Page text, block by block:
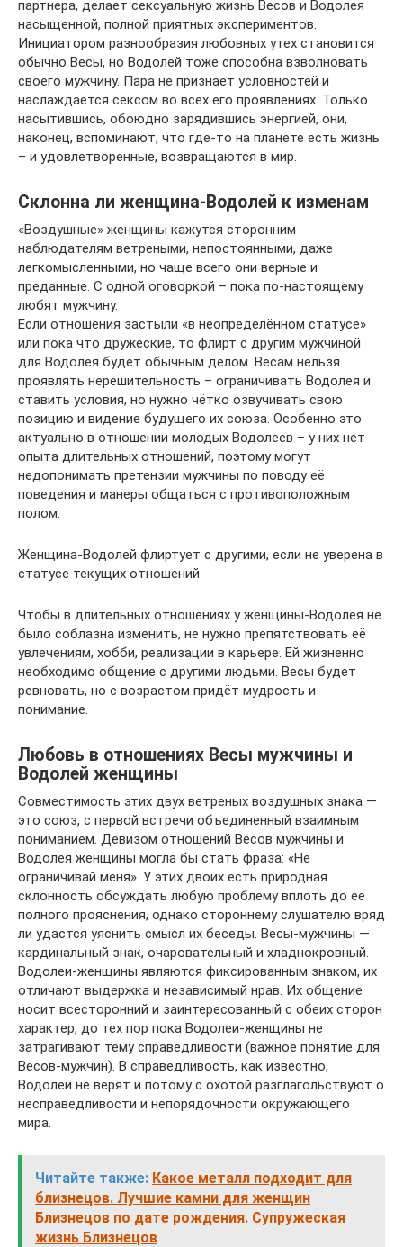
партнера, делает сексуальную жизнь Весов и Водолея
насыщенной, полной приятных экспериментов.
Инициатором разнообразия любовных утех становится
обычно Весы, но Водолей тоже способна взволновать
своего мужчину. Пара не признает условностей и
наслаждается сексом во всех его проявлениях. Только
насытившись, обоюдно зарядившись энергией, они,
наконец, вспоминают, что где-то на планете есть жизнь
– и удовлетворенные, возвращаются в мир.
Склонна ли женщина-Водолей к изменам
«Воздушные» женщины кажутся сторонним
наблюдателям ветреными, непостоянными, даже
легкомысленными, но чаще всего они верные и
преданные. С одной оговоркой – пока по-настоящему
любят мужчину.
Если отношения застыли «в неопределённом статусе»
или пока что дружеские, то флирт с другим мужчиной
для Водолея будет обычным делом. Весам нельзя
проявлять нерешительность – ограничивать Водолея и
ставить условия, но нужно чётко озвучивать свою
позицию и видение будущего их союза. Особенно это
актуально в отношении молодых Водолеев – у них нет
опыта длительных отношений, поэтому могут
недопонимать претензии мужчины по поводу её
поведения и манеры общаться с противоположным
полом.
Женщина-Водолей флиртует с другими, если не уверена в
статусе текущих отношений
Чтобы в длительных отношениях у женщины-Водолея не
было соблазна изменить, не нужно препятствовать её
увлечениям, хобби, реализации в карьере. Ей жизненно
необходимо общение с другими людьми. Весы будет
ревновать, но с возрастом придёт мудрость и
понимание.
Любовь в отношениях Весы мужчины и
Водолей женщины
Совместимость этих двух ветреных воздушных знака —
это союз, с первой встречи объединенный взаимным
пониманием. Девизом отношений Весов мужчины и
Водолея женщины могла бы стать фраза: «Не
ограничивай меня». У этих двоих есть природная
склонность обсуждать любую проблему вплоть до ее
полного прояснения, однако стороннему слушателю вряд
ли удастся уяснить смысл их беседы. Весы-мужчины —
кардинальный знак, очаровательный и хладнокровный.
Водолеи-женщины являются фиксированным знаком, их
отличают выдержка и независимый нрав. Их общение
носит всесторонний и заинтересованный с обеих сторон
характер, до тех пор пока Водолеи-женщины не
затрагивают тему справедливости (важное понятие для
Весов-мужчин). В справедливость, как известно,
Водолеи не верят и потому с охотой разглагольствуют о
несправедливости и непорядочности окружающего
мира.
Читайте также: Какое металл подходит для
близнецов. Лучшие камни для женщин
Близнецов по дате рождения. Супружеская
жизнь Близнецов